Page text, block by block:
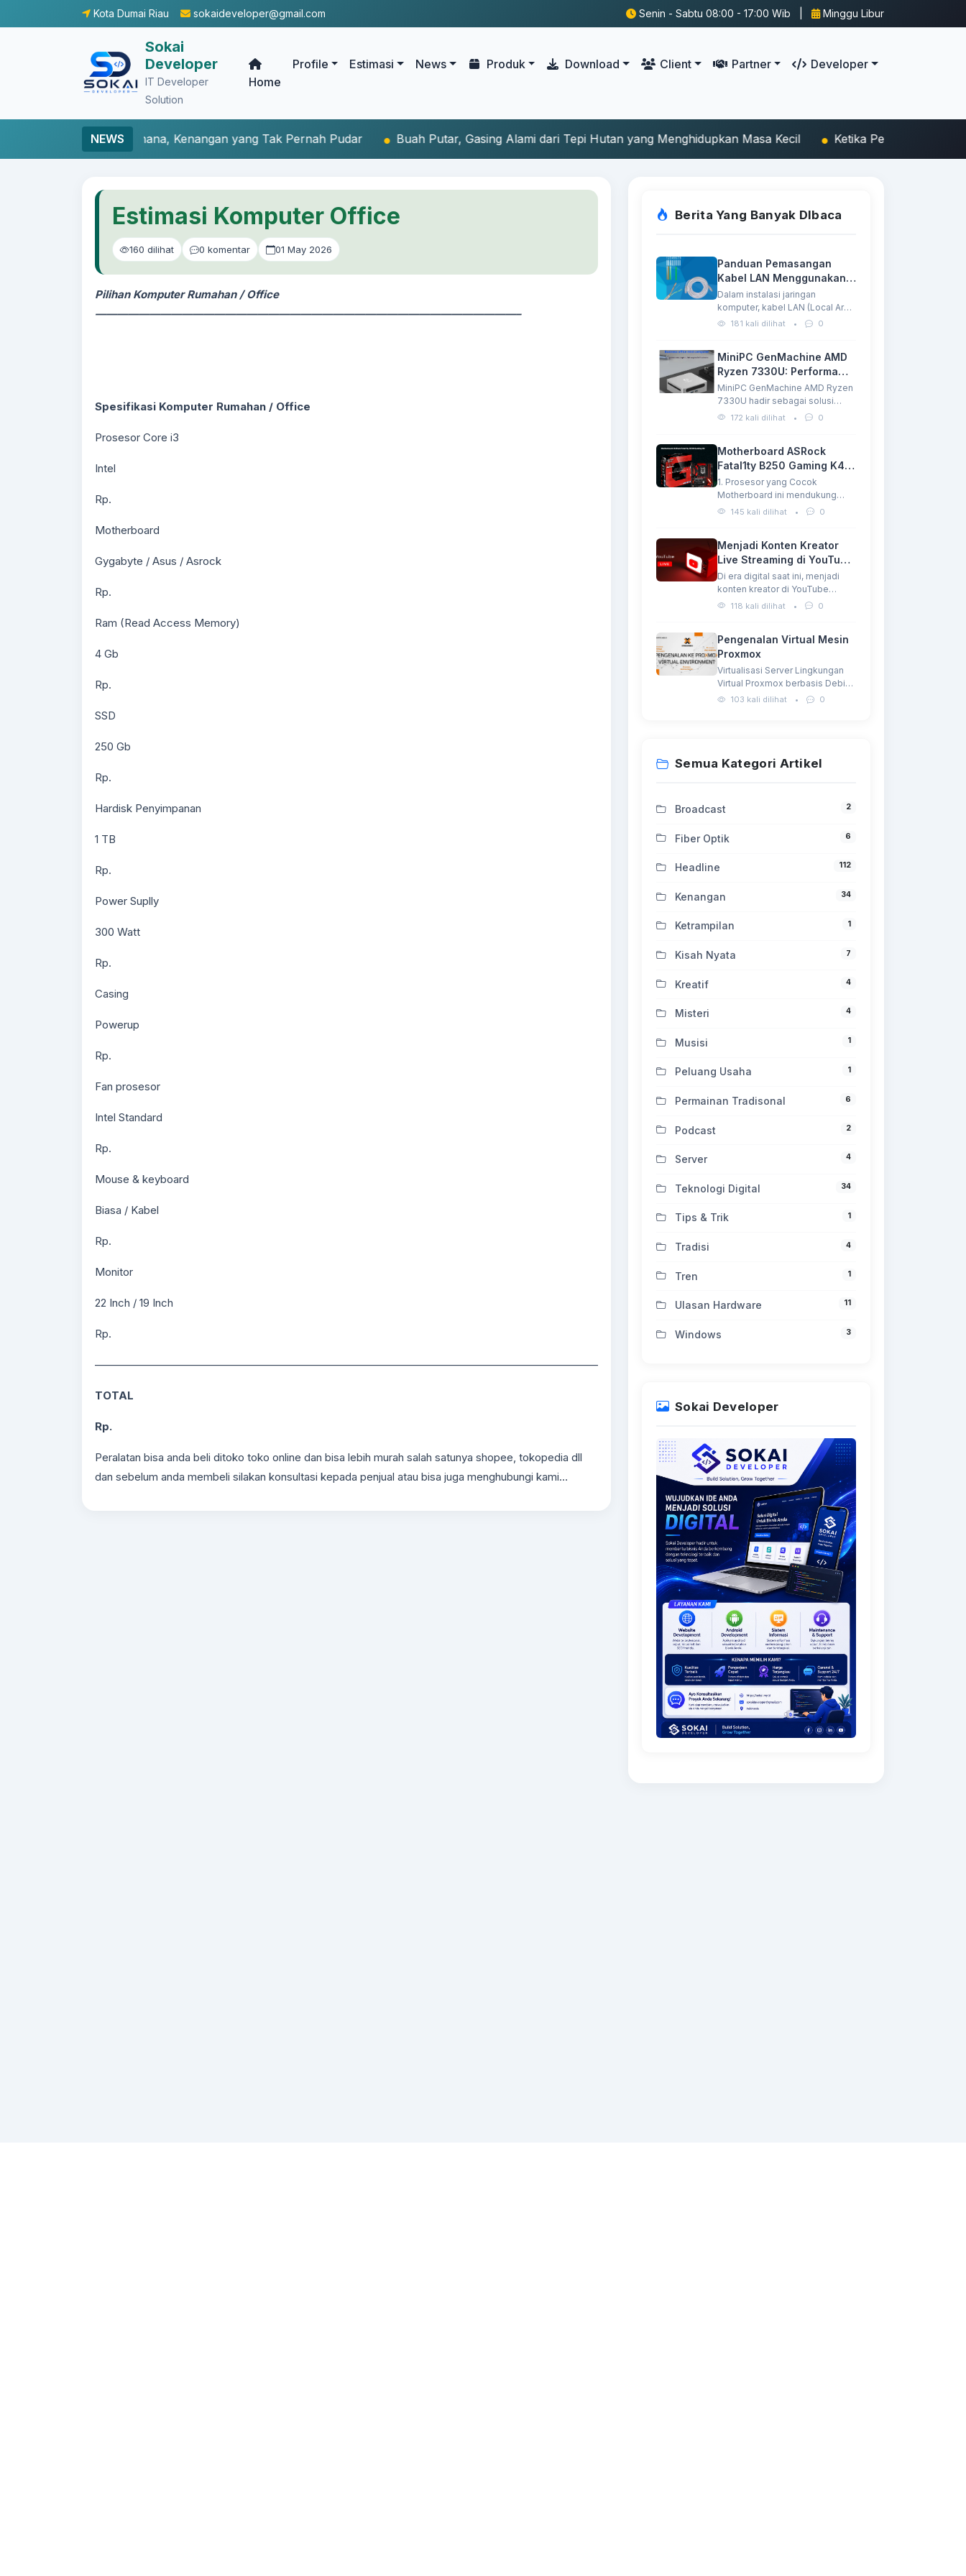
Kota Dumai Riau sokaideveloper@gmail.com Senin - Sabtu 08:00 - 17:00 Wib | Minggu Libur
Sokai
Developer
IT Developer
Solution
Home
Profile Estimasi News Produk Download Client Partner Developer
NEWS
Kenangan yang Tak Pernah Pudar Buah Putar, Gasing Alami dari Tepi Hutan yang Menghidupkan Masa Kecil Ketika Penutup Balang Asam Durian
Estimasi Komputer Office
160 dilihat 0 komentar 01 May 2026
Pilihan Komputer Rumahan / Office
———————————————————————————————————————–
Spesifikasi Komputer Rumahan / Office
Prosesor Core i3
Intel
Rp.
Motherboard
Gygabyte / Asus / Asrock
Rp.
Ram (Read Access Memory)
4 Gb
Rp.
SSD
250 Gb
Rp.
Hardisk Penyimpanan
1 TB
Rp.
Power Suplly
300 Watt
Rp.
Casing
Powerup
Rp.
Fan prosesor
Intel Standard
Rp.
Mouse & keyboard
Biasa / Kabel
Rp.
Monitor
22 Inch / 19 Inch
Rp.
———————————————————————————————————————————————————————————————-
TOTAL
Rp.
Peralatan bisa anda beli ditoko toko online dan bisa lebih murah salah satunya shopee, tokopedia dll
dan sebelum anda membeli silakan konsultasi kepada penjual atau bisa juga menghubungi kami…
Berita Yang Banyak DIbaca
Panduan Pemasangan
Kabel LAN Menggunakan 4
Kabel (Ethernet 4 Wire)
Dalam instalasi jaringan
komputer, kabel LAN (Local Area
Network) menjadi media
181 kali dilihat • 0
MiniPC GenMachine AMD
Ryzen 7330U: Performa
Tangguh dalam Ukuran
Mini
MiniPC GenMachine AMD Ryzen
7330U hadir sebagai solusi
komputasi ringkas dengan
172 kali dilihat • 0
Motherboard ASRock
Fatal1ty B250 Gaming K4
Harga Terjangkau
1. Prosesor yang Cocok
Motherboard ini mendukung
prosesor Intel Generasi ke-6
145 kali dilihat • 0
Menjadi Konten Kreator
Live Streaming di YouTube:
Peluang dan Tantangan
Di era digital saat ini, menjadi
konten kreator di YouTube
bukan lagi…
118 kali dilihat • 0
Pengenalan Virtual Mesin
Proxmox
Virtualisasi Server Lingkungan
Virtual Proxmox berbasis Debian
GNU/Linux dan menggunakan
103 kali dilihat • 0
Semua Kategori Artikel
Broadcast 2
Fiber Optik 6
Headline 112
Kenangan 34
Ketrampilan 1
Kisah Nyata 7
Kreatif 4
Misteri 4
Musisi 1
Peluang Usaha 1
Permainan Tradisonal 6
Podcast 2
Server 4
Teknologi Digital 34
Tips & Trik 1
Tradisi 4
Tren 1
Ulasan Hardware 11
Windows 3
Sokai Developer